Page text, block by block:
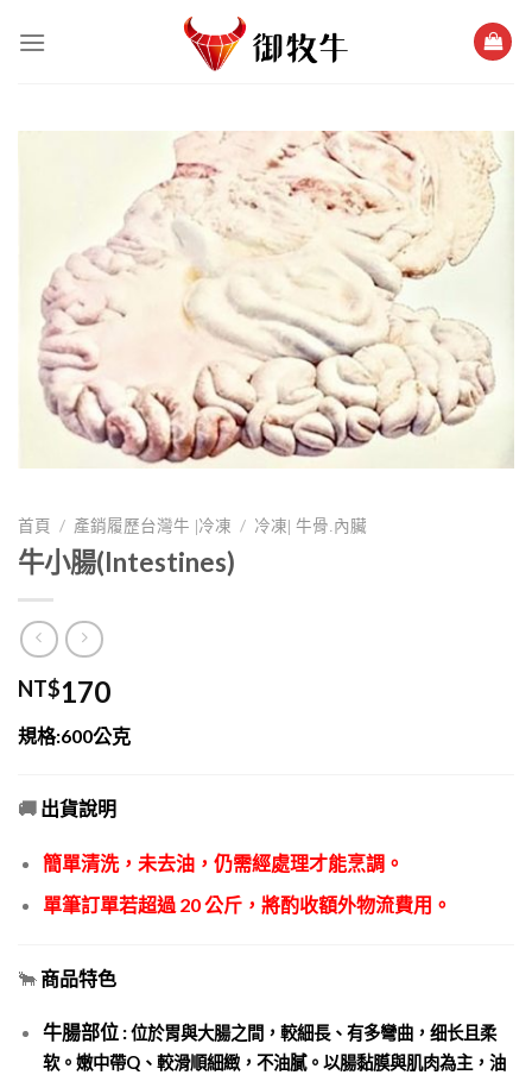
首頁 / 產銷履歷台灣牛 |冷凍 / 冷凍| 牛骨.內臟
牛小腸(Intestines)
NT$170
規格:600公克
🚚 出貨說明
簡單清洗，未去油，仍需經處理才能烹調。
單筆訂單若超過 20 公斤，將酌收額外物流費用。
🐂 商品特色
牛腸部位 :位於胃與大腸之間，較細長、有多彎曲， 细长且柔
软。嫩中帶Q、較滑順細緻，不油膩。 以腸黏膜與肌肉為主，油